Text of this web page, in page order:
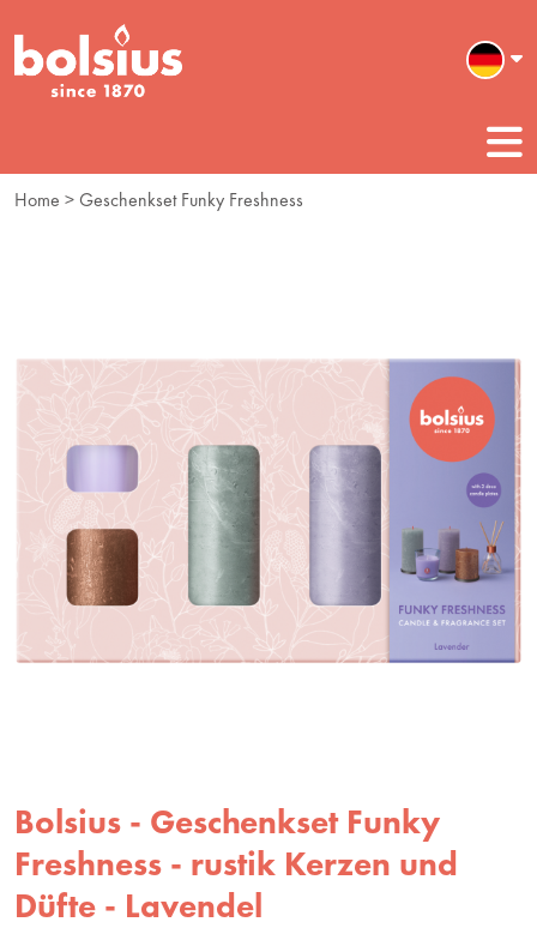
Home > Geschenkset Funky Freshness
Bolsius - Geschenkset Funky
Freshness - rustik Kerzen und
Düfte - Lavendel